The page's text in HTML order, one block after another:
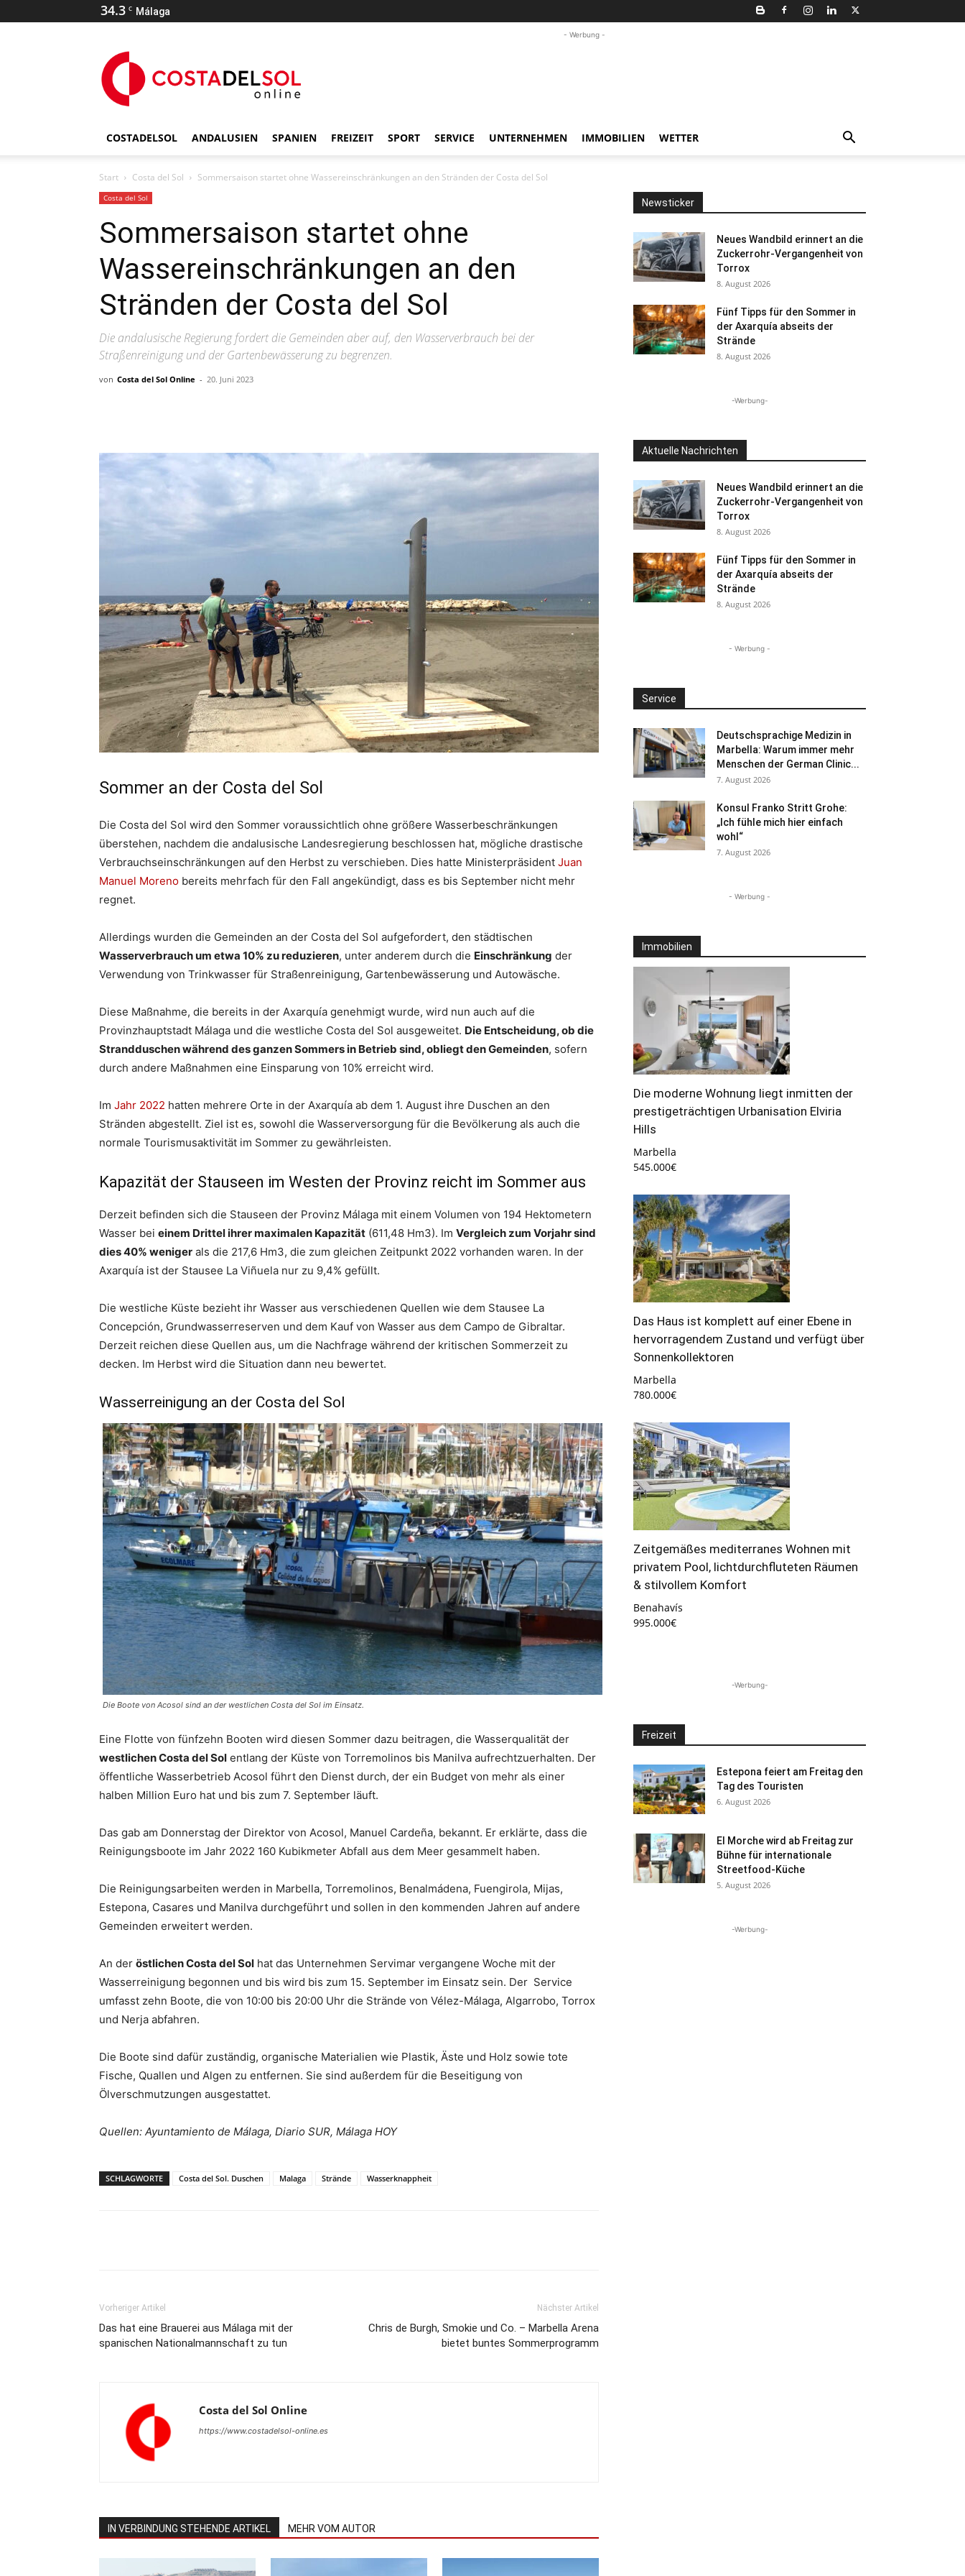
34.3 C Málaga
- Werbung -
COSTADELSOL ANDALUSIEN SPANIEN FREIZEIT SPORT SERVICE UNTERNEHMEN IMMOBILIEN WETTER
Start Costa del Sol Sommersaison startet ohne Wassereinschränkungen an den Stränden der Costa del Sol
Costa del Sol
Sommersaison startet ohne
Wassereinschränkungen an den
Stränden der Costa del Sol
Die andalusische Regierung fordert die Gemeinden aber auf, den Wasserverbrauch bei der
Straßenreinigung und der Gartenbewässerung zu begrenzen.
von Costa del Sol Online - 20. Juni 2023
Sommer an der Costa del Sol
Die Costa del Sol wird den Sommer voraussichtlich ohne größere Wasserbeschränkungen
überstehen, nachdem die andalusische Landesregierung beschlossen hat, mögliche drastische
Verbrauchseinschränkungen auf den Herbst zu verschieben. Dies hatte Ministerpräsident Juan
Manuel Moreno bereits mehrfach für den Fall angekündigt, dass es bis September nicht mehr
regnet.
Allerdings wurden die Gemeinden an der Costa del Sol aufgefordert, den städtischen
Wasserverbrauch um etwa 10% zu reduzieren, unter anderem durch die Einschränkung der
Verwendung von Trinkwasser für Straßenreinigung, Gartenbewässerung und Autowäsche.
Diese Maßnahme, die bereits in der Axarquía genehmigt wurde, wird nun auch auf die
Provinzhauptstadt Málaga und die westliche Costa del Sol ausgeweitet. Die Entscheidung, ob die
Strandduschen während des ganzen Sommers in Betrieb sind, obliegt den Gemeinden, sofern
durch andere Maßnahmen eine Einsparung von 10% erreicht wird.
Im Jahr 2022 hatten mehrere Orte in der Axarquía ab dem 1. August ihre Duschen an den
Stränden abgestellt. Ziel ist es, sowohl die Wasserversorgung für die Bevölkerung als auch die
normale Tourismusaktivität im Sommer zu gewährleisten.
Kapazität der Stauseen im Westen der Provinz reicht im Sommer aus
Derzeit befinden sich die Stauseen der Provinz Málaga mit einem Volumen von 194 Hektometern
Wasser bei einem Drittel ihrer maximalen Kapazität (611,48 Hm3). Im Vergleich zum Vorjahr sind
dies 40% weniger als die 217,6 Hm3, die zum gleichen Zeitpunkt 2022 vorhanden waren. In der
Axarquía ist der Stausee La Viñuela nur zu 9,4% gefüllt.
Die westliche Küste bezieht ihr Wasser aus verschiedenen Quellen wie dem Stausee La
Concepción, Grundwasserreserven und dem Kauf von Wasser aus dem Campo de Gibraltar.
Derzeit reichen diese Quellen aus, um die Nachfrage während der kritischen Sommerzeit zu
decken. Im Herbst wird die Situation dann neu bewertet.
Wasserreinigung an der Costa del Sol
Die Boote von Acosol sind an der westlichen Costa del Sol im Einsatz.
Eine Flotte von fünfzehn Booten wird diesen Sommer dazu beitragen, die Wasserqualität der
westlichen Costa del Sol entlang der Küste von Torremolinos bis Manilva aufrechtzuerhalten. Der
öffentliche Wasserbetrieb Acosol führt den Dienst durch, der ein Budget von mehr als einer
halben Million Euro hat und bis zum 7. September läuft.
Das gab am Donnerstag der Direktor von Acosol, Manuel Cardeña, bekannt. Er erklärte, dass die
Reinigungsboote im Jahr 2022 160 Kubikmeter Abfall aus dem Meer gesammelt haben.
Die Reinigungsarbeiten werden in Marbella, Torremolinos, Benalmádena, Fuengirola, Mijas,
Estepona, Casares und Manilva durchgeführt und sollen in den kommenden Jahren auf andere
Gemeinden erweitert werden.
An der östlichen Costa del Sol hat das Unternehmen Servimar vergangene Woche mit der
Wasserreinigung begonnen und bis wird bis zum 15. September im Einsatz sein. Der Service
umfasst zehn Boote, die von 10:00 bis 20:00 Uhr die Strände von Vélez-Málaga, Algarrobo, Torrox
und Nerja abfahren.
Die Boote sind dafür zuständig, organische Materialien wie Plastik, Äste und Holz sowie tote
Fische, Quallen und Algen zu entfernen. Sie sind außerdem für die Beseitigung von
Ölverschmutzungen ausgestattet.
Quellen: Ayuntamiento de Málaga, Diario SUR, Málaga HOY
SCHLAGWORTE Costa del Sol. Duschen Malaga Strände Wasserknappheit
Vorheriger Artikel
Das hat eine Brauerei aus Málaga mit der
spanischen Nationalmannschaft zu tun
Nächster Artikel
Chris de Burgh, Smokie und Co. – Marbella Arena
bietet buntes Sommerprogramm
Costa del Sol Online
https://www.costadelsol-online.es
IN VERBINDUNG STEHENDE ARTIKEL MEHR VOM AUTOR
Newsticker
Neues Wandbild erinnert an die
Zuckerrohr-Vergangenheit von
Torrox
8. August 2026
Fünf Tipps für den Sommer in
der Axarquía abseits der
Strände
8. August 2026
-Werbung-
Aktuelle Nachrichten
Neues Wandbild erinnert an die
Zuckerrohr-Vergangenheit von
Torrox
8. August 2026
Fünf Tipps für den Sommer in
der Axarquía abseits der
Strände
8. August 2026
- Werbung -
Service
Deutschsprachige Medizin in
Marbella: Warum immer mehr
Menschen der German Clinic...
7. August 2026
Konsul Franko Stritt Grohe:
„Ich fühle mich hier einfach
wohl“
7. August 2026
- Werbung -
Immobilien
Die moderne Wohnung liegt inmitten der
prestigeträchtigen Urbanisation Elviria
Hills
Marbella
545.000€
Das Haus ist komplett auf einer Ebene in
hervorragendem Zustand und verfügt über
Sonnenkollektoren
Marbella
780.000€
Zeitgemäßes mediterranes Wohnen mit
privatem Pool, lichtdurchfluteten Räumen
& stilvollem Komfort
Benahavís
995.000€
-Werbung-
Freizeit
Estepona feiert am Freitag den
Tag des Touristen
6. August 2026
El Morche wird ab Freitag zur
Bühne für internationale
Streetfood-Küche
5. August 2026
-Werbung-